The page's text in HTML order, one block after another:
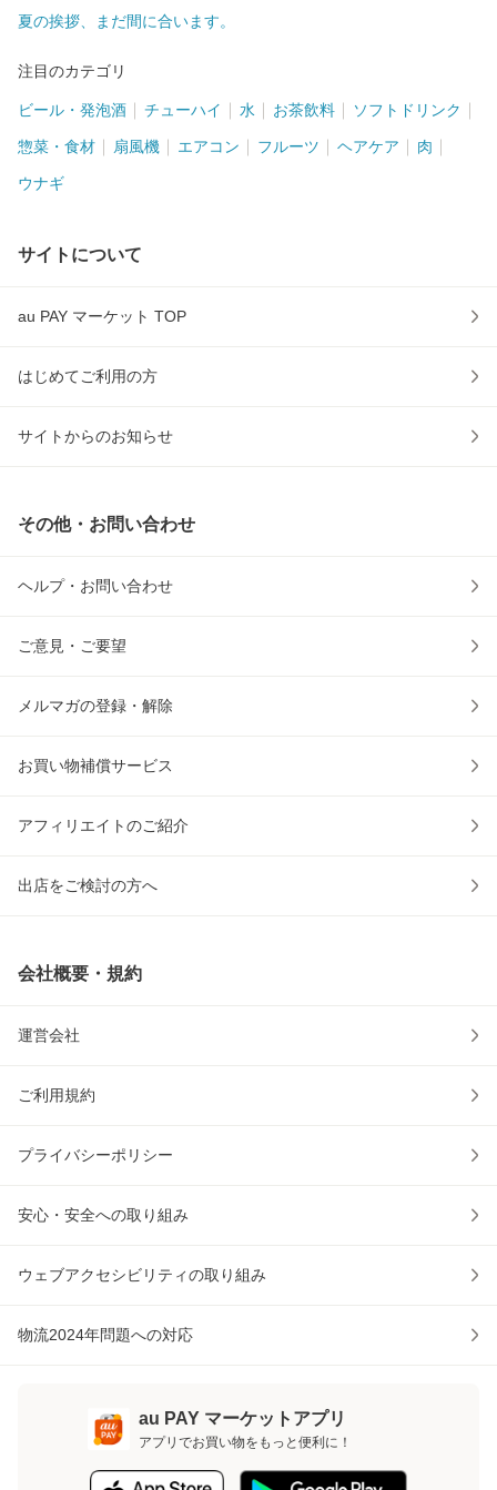
夏の挨拶、まだ間に合います。
注目のカテゴリ
ビール・発泡酒 チューハイ 水 お茶飲料 ソフトドリンク
惣菜・食材 扇風機 エアコン フルーツ ヘアケア 肉
ウナギ
サイトについて
au PAY マーケット TOP
はじめてご利用の方
サイトからのお知らせ
その他・お問い合わせ
ヘルプ・お問い合わせ
ご意見・ご要望
メルマガの登録・解除
お買い物補償サービス
アフィリエイトのご紹介
出店をご検討の方へ
会社概要・規約
運営会社
ご利用規約
プライバシーポリシー
安心・安全への取り組み
ウェブアクセシビリティの取り組み
物流2024年問題への対応
au PAY マーケットアプリ
アプリでお買い物をもっと便利に！